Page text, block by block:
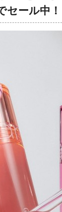
セール中！